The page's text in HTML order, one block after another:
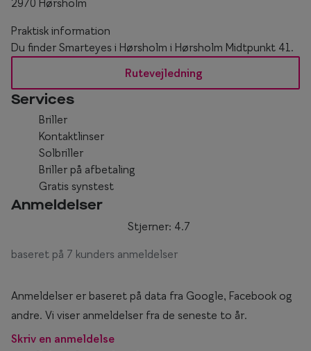
2970 Hørsholm
Praktisk information
Du finder Smarteyes i Hørsholm i Hørsholm Midtpunkt 41.
Rutevejledning
Services
Briller
Kontaktlinser
Solbriller
Briller på afbetaling
Gratis synstest
Anmeldelser
Stjerner: 4.7
baseret på 7 kunders anmeldelser
Anmeldelser er baseret på data fra Google, Facebook og
andre. Vi viser anmeldelser fra de seneste to år.
Skriv en anmeldelse